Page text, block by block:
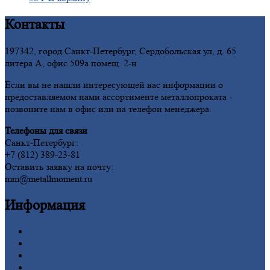
Контакты
197342, город Санкт-Петербург, Сердобольская ул, д. 65
литера А, офис 509а помещ. 2-н
Если вы не нашли интересующей вас информации о
предоставляемом нами ассортименте металлопроката -
позвоните нам в офис или на телефон менеджера.
Телефоны для связи
Санкт-Петербург:
+7 (812) 389-23-81
Оставить заявку на почту:
mm@metallmoment.ru
Информация